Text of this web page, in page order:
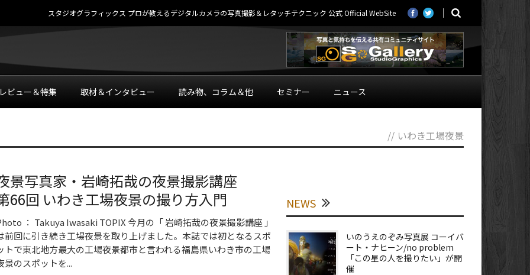
スタジオグラフィックス プロが教えるデジタルカメラの写真撮影＆レタッチテクニック 公式 Official WebSite
ビュー＆特集 取材＆インタビュー 読み物、コラム＆他 セミナー ニュース
// いわき工場夜景
景写真家・岩崎拓哉の夜景撮影講座
66回 いわき工場夜景の撮り方入門
： Takuya Iwasaki TOPIX 今月の「 岩崎拓哉の夜景撮影講座 」
前回に引き続き工場夜景を取り上げました。本誌では初となるスポ
トで東北地方最大の工場夜景都市と言われる福島県いわき市の工場
景のスポットを...
NEWS
いのうえのぞみ写真展 コーイバ
ート・ナヒーン/no problem
「この星の人を撮りたい」が開
催